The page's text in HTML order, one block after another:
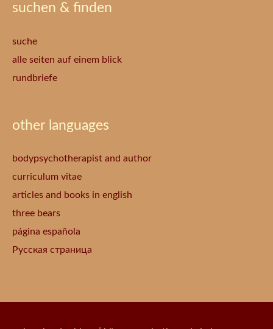
suchen & finden
suche
alle seiten auf einem blick
rundbriefe
other languages
bodypsychotherapist and author
curriculum vitae
articles and books in english
three bears
página española
Русская страница